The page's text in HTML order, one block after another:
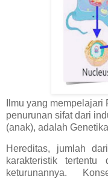
Ilmu yang
penurunan sifat dari
(anak), adalah Genetika
Hereditas, jumlah
karakteristik
keturunannya.